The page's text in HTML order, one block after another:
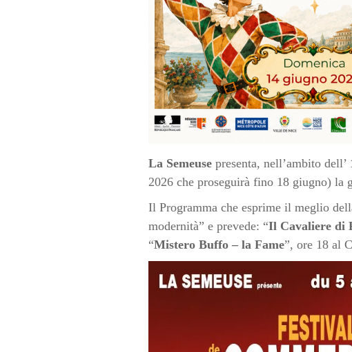
La Semeusepresenta, nell’ambito dell’
2026 che proseguirà fino 18 giugno) la
Il Programma che esprime il meglio
modernità” e prevede: “Il Cavaliere di
“Mistero Buffo – la Fame”, ore 18 al